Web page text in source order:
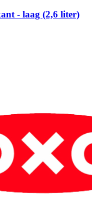
- laag (2,6 liter)